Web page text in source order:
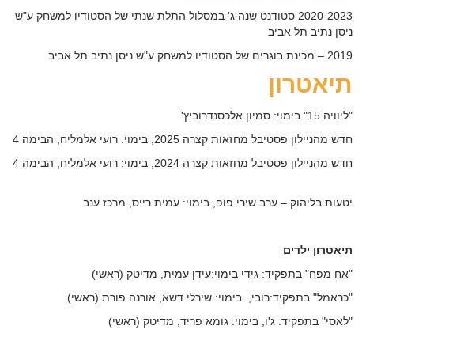
2020-2023 סטודנט שנה ג' במסלול התלת שנתי של הסטודיו למשחק ע"ש
ניסן נתיב תל אביב
2019 – מכינת בוגרים של הסטודיו למשחק ע"ש ניסן נתיב תל אביב
תיאטרון
"ליוויה 15" בימוי: סמיון אלכסנדרוביץ'
חדש מהניילון פסטיבל מחזאות קצרה 2025, בימוי: רועי אלמליח, הבימה 4
חדש מהניילון פסטיבל מחזאות קצרה 2024, בימוי: רועי אלמליח, הבימה 4
יטעות בליהוק – ערב שירי פופ, בימוי: עמית רייס, מרכז ענב
תיאטרון ילדים
"אח מפח" בתפקיד: גידי בימוי:עידן עמית, מדיטק (ראשי)
"כראמל" בתפקיד:רובי, בימוי: שירלי דשא, אורנה פורת (ראשי)
"לאסי" בתפקיד: ג'ו, בימוי: גומא פריד, מדיטק (ראשי)